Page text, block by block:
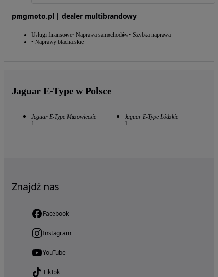
pmgmoto.pl | dealer multibrandowy
Usługi finansowe Naprawa samochodów Szybka naprawa
Naprawy blacharskie
Jaguar E-Type w Polsce
Jaguar E-Type Mazowieckie
1
Jaguar E-Type Łódzkie
1
Znajdź nas
Facebook
Instagram
YouTube
TikTok